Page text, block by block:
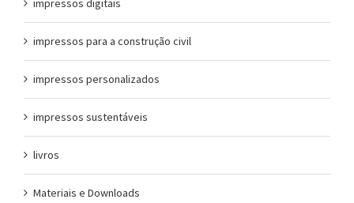
impressos para a construção civil
impressos personalizados
impressos sustentáveis
livros
Materiais e Downloads